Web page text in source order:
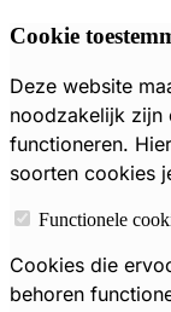
Cookie
Deze website
noodzakelijk zijn
functioneren.
soorten cookies
Functionele
Cookies die
behoren